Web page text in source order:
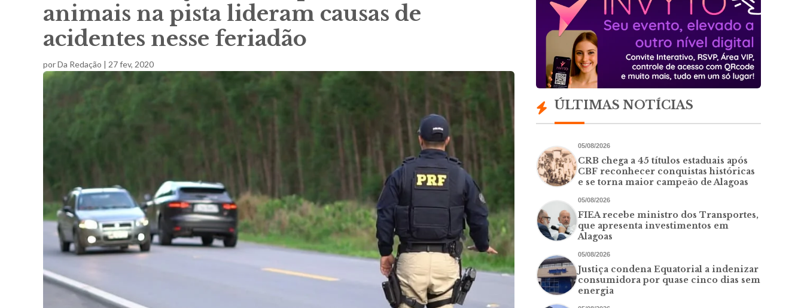
animais na pista lideram causas de
acidentes nesse feriadão
porDa Redação 27 fev, 2020
ÚLTIMAS NOTÍCIAS
05/08/2026
CRB chega a 45 títulos estaduais após
CBF reconhecer conquistas históricas
e se torna maior campeão de Alagoas
05/08/2026
FIEA recebe ministro dos Transportes,
que apresenta investimentos em
Alagoas
05/08/2026
Justiça condena Equatorial a indenizar
consumidora por quase cinco dias sem
energia